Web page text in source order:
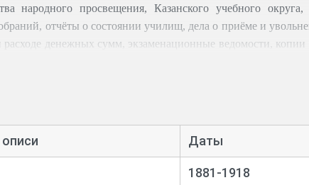
народного просвещения, Казанского учебного
отчёты о состоянии училищ, дела о приёме и
расходе денежных сумм, экзаменационные ведомости,
Даты
1881-1918